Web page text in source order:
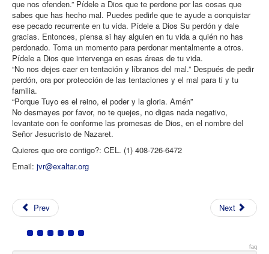
que nos ofenden.” Pídele a Dios que te perdone por las cosas que
sabes que has hecho mal. Puedes pedirle que te ayude a conquistar
ese pecado recurrente en tu vida. Pídele a Dios Su perdón y dale
gracias. Entonces, piensa si hay alguien en tu vida a quién no has
perdonado. Toma un momento para perdonar mentalmente a otros.
Pídele a Dios que intervenga en esas áreas de tu vida.
“No nos dejes caer en tentación y líbranos del mal.” Después de pedir
perdón, ora por protección de las tentaciones y el mal para ti y tu
familia.
“Porque Tuyo es el reino, el poder y la gloria. Amén”
No desmayes por favor, no te quejes, no digas nada negativo,
levantate con fe conforme las promesas de Dios, en el nombre del
Señor Jesucristo de Nazaret.
Quieres que ore contigo?: CEL. (1) 408-726-6472
Email: jvr@exaltar.org
Prev Next
faq